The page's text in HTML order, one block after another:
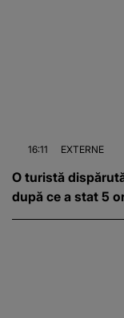
16:11 EXTERNE
O turistă
după ce a stat 5